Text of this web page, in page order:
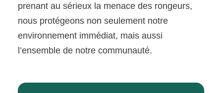
prenant au sérieux la menace des rongeurs,
nous protégeons non seulement notre
environnement immédiat, mais aussi
l’ensemble de notre communauté.